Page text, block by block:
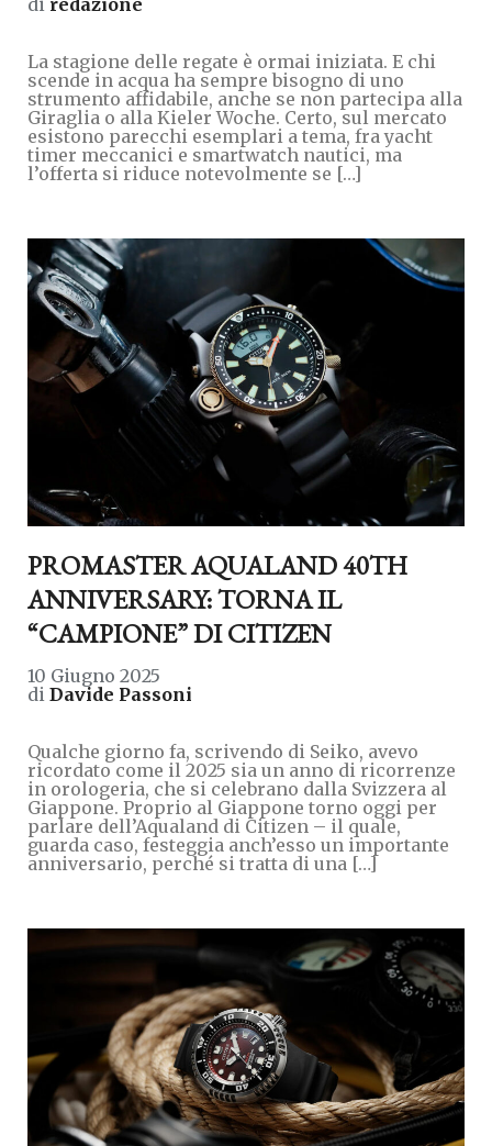
La stagione delle regate è ormai iniziata. E chi
scende in acqua ha sempre bisogno di uno
strumento affidabile, anche se non partecipa alla
Giraglia o alla Kieler Woche. Certo, sul mercato
esistono parecchi esemplari a tema, fra yacht
timer meccanici e smartwatch nautici, ma
l’offerta si riduce notevolmente se […]
PROMASTER AQUALAND 40TH
ANNIVERSARY: TORNA IL
“CAMPIONE” DI CITIZEN
10 Giugno 2025
di Davide Passoni
Qualche giorno fa, scrivendo di Seiko, avevo
ricordato come il 2025 sia un anno di ricorrenze
in orologeria, che si celebrano dalla Svizzera al
Giappone. Proprio al Giappone torno oggi per
parlare dell’Aqualand di Citizen – il quale,
guarda caso, festeggia anch’esso un importante
anniversario, perché si tratta di una […]